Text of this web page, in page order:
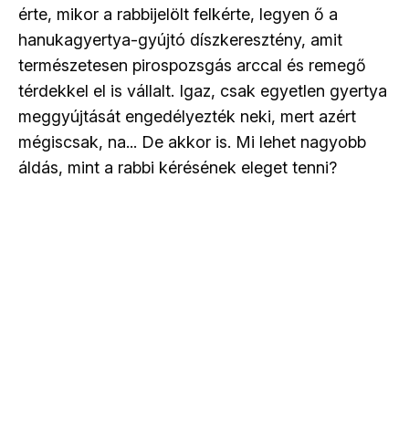
érte, mikor a rabbijelölt felkérte, legyen ő a
hanukagyertya-gyújtó díszkeresztény, amit
természetesen pirospozsgás arccal és remegő
térdekkel el is vállalt. Igaz, csak egyetlen gyertya
meggyújtását engedélyezték neki, mert azért
mégiscsak, na... De akkor is. Mi lehet nagyobb
áldás, mint a rabbi kérésének eleget tenni?